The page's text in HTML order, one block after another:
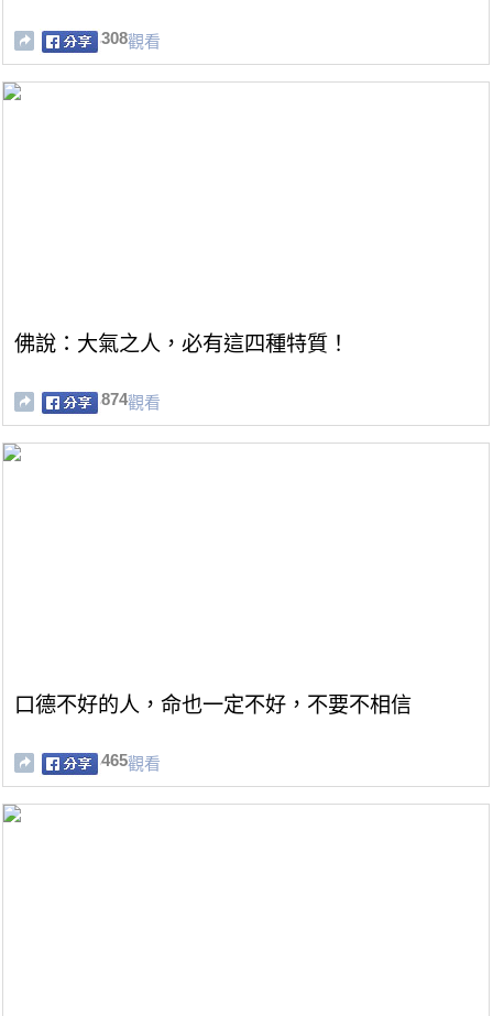
308觀看
佛說：大氣之人，必有這四種特質！
874觀看
口德不好的人，命也一定不好，不要不相信
465觀看